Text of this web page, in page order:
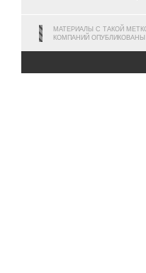
МАТЕРИАЛЫ С ТАКОЙ
КОМПАНИЙ